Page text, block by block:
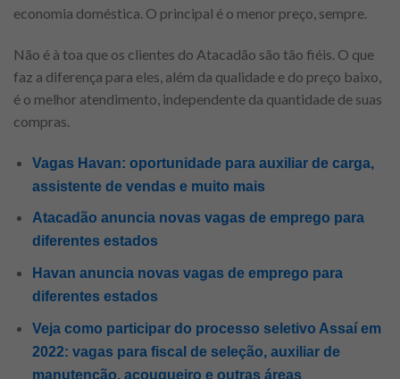
economia doméstica. O principal é o menor preço, sempre.
Não é à toa que os clientes do Atacadão são tão fiéis. O que
faz a diferença para eles, além da qualidade e do preço baixo,
é o melhor atendimento, independente da quantidade de suas
compras.
Vagas Havan: oportunidade para auxiliar de carga,
assistente de vendas e muito mais
Atacadão anuncia novas vagas de emprego para
diferentes estados
Havan anuncia novas vagas de emprego para
diferentes estados
Veja como participar do processo seletivo Assaí em
2022: vagas para fiscal de seleção, auxiliar de
manutenção, açougueiro e outras áreas